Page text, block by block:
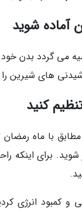
می گردد بدن خود
های شیرین را
با ماه
برای اینکه